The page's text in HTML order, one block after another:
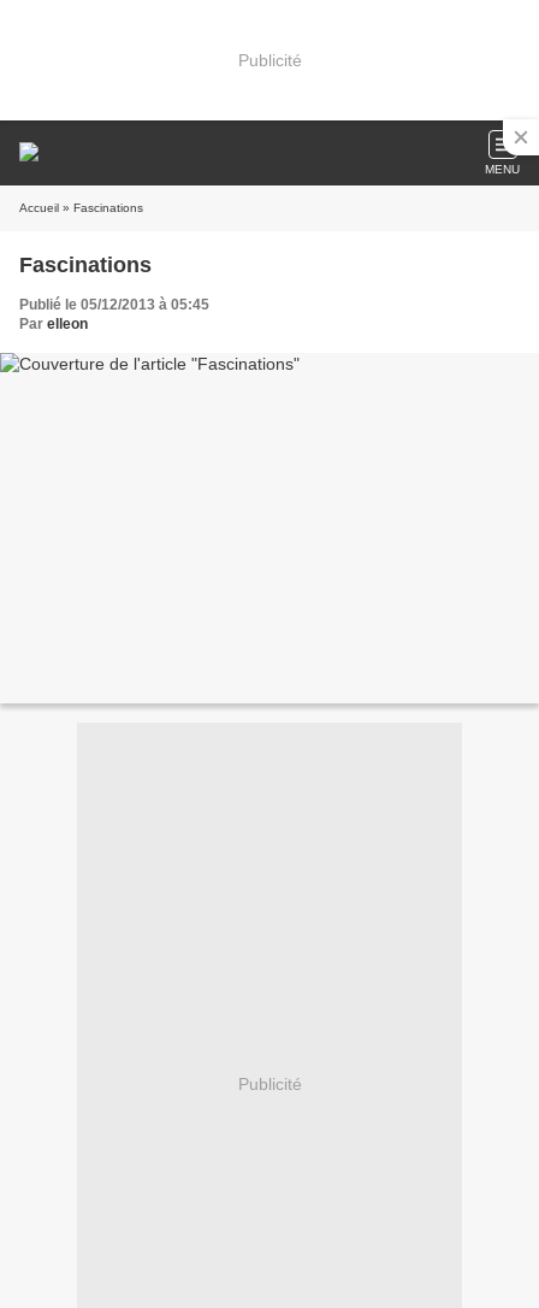
Publicité
MENU
Accueil » Fascinations
Fascinations
Publié le 05/12/2013 à 05:45
Par elleon
Publicité